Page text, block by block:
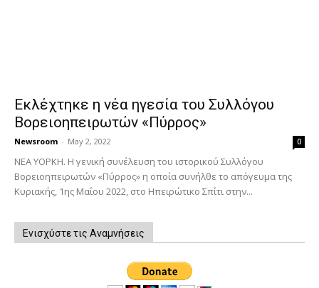
Εκλέχτηκε η νέα ηγεσία του Συλλόγου
Βορειοηπειρωτών «Πύρρος»
Newsroom - May 2, 2022 0
ΝΕΑ ΥΟΡΚΗ. Η γενική συνέλευση του ιστορικού Συλλόγου
Βορειοηπειρωτών «Πύρρος» η οποία συνήλθε το απόγευμα της
Κυριακής, 1ης Μαΐου 2022, στο Ηπειρώτικο Σπίτι στην...
Ενισχύστε τις Αναμνήσεις